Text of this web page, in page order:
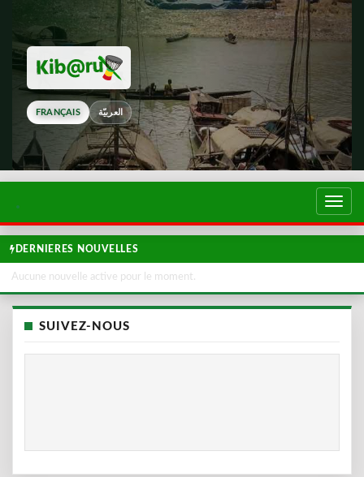
FRANÇAIS العربيّة
DERNIERES NOUVELLES
Aucune nouvelle active pour le moment.
SUIVEZ-NOUS